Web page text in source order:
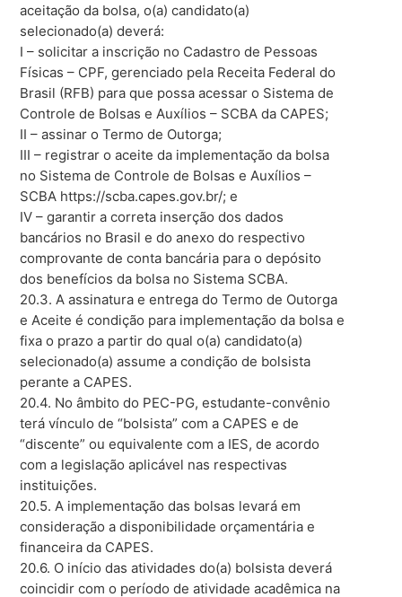
aceitação da bolsa, o(a) candidato(a)
selecionado(a) deverá:
I – solicitar a inscrição no Cadastro de Pessoas
Físicas – CPF, gerenciado pela Receita Federal do
Brasil (RFB) para que possa acessar o Sistema de
Controle de Bolsas e Auxílios – SCBA da CAPES;
II – assinar o Termo de Outorga;
III – registrar o aceite da implementação da bolsa
no Sistema de Controle de Bolsas e Auxílios –
SCBA https://scba.capes.gov.br/; e
IV – garantir a correta inserção dos dados
bancários no Brasil e do anexo do respectivo
comprovante de conta bancária para o depósito
dos benefícios da bolsa no Sistema SCBA.
20.3. A assinatura e entrega do Termo de Outorga
e Aceite é condição para implementação da bolsa e
fixa o prazo a partir do qual o(a) candidato(a)
selecionado(a) assume a condição de bolsista
perante a CAPES.
20.4. No âmbito do PEC-PG, estudante-convênio
terá vínculo de “bolsista” com a CAPES e de
“discente” ou equivalente com a IES, de acordo
com a legislação aplicável nas respectivas
instituições.
20.5. A implementação das bolsas levará em
consideração a disponibilidade orçamentária e
financeira da CAPES.
20.6. O início das atividades do(a) bolsista deverá
coincidir com o período de atividade acadêmica na